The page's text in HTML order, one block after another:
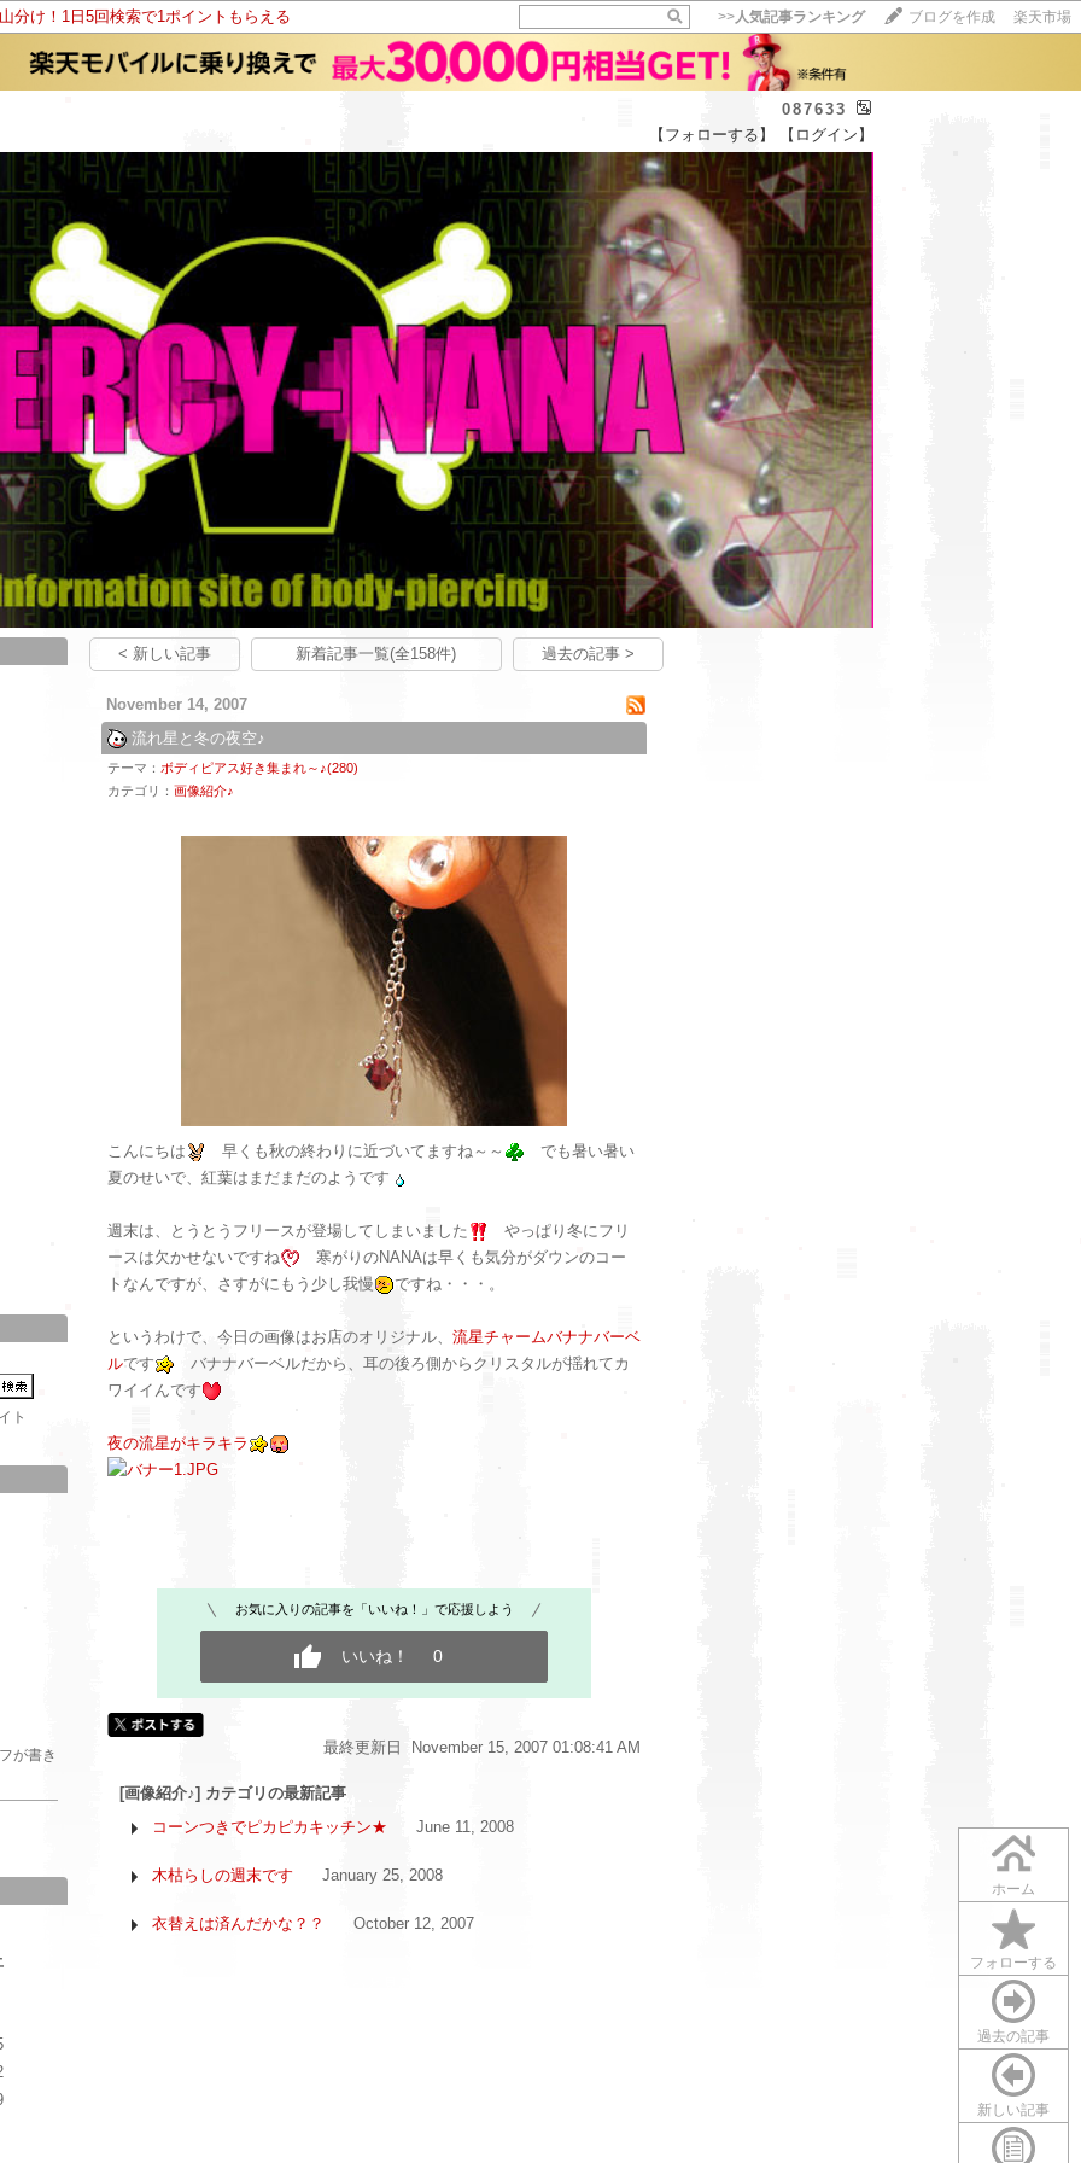
分け！1日5回検索で1ポイントもらえる >>人気記事ランキング ブログを作成 楽天市場
087633
【フォローする】
【ログイン】
ホーム
フォローする
過去の記事
新しい記事
15記事にいいね！で1ポイント
いいね!
ト
が書き
< 新しい記事 新着記事一覧(全158件) 過去の記事 >
November 14, 2007
流れ星と冬の夜空♪
テーマ： ボディピアス好き集まれ～♪(280)
カテゴリ： 画像紹介♪
こんにちは 早くも秋の終わりに近づいてますね～～
でも暑い暑い
夏のせいで、紅葉はまだまだのようです
週末は、とうとうフリースが登場してしまいました
やっぱり冬にフリ
ースは欠かせないですね
寒がりのNANAは早くも気分がダウンのコー
トなんですが、さすがにもう少し我慢
ですね・・・。
というわけで、今日の画像はお店のオリジナル、 流星チャームバナナバーベ
ルです
バナナバーベルだから、耳の後ろ側からクリスタルが揺れてカ
ワイイんです
夜の流星がキラキラ
お気に入りの記事を「いいね！」で応援しよう
いいね！ 0
最終更新日 November 15, 2007 01:08:41 AM
[画像紹介♪] カテゴリの最新記事
コーンつきでピカピカキッチン★
June 11, 2008
木枯らしの週末です January 25, 2008
衣替えは済んだかな？？ October 12, 2007